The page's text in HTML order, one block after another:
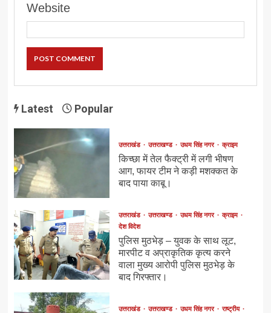
Website
Latest Popular
उत्तराखंड उत्तराखण्ड उधम सिंह नगर क्राइम
किच्छा में तेल फैक्ट्री में लगी भीषण
आग, फायर टीम ने कड़ी मशक्कत के
बाद पाया काबू।
उत्तराखंड उत्तराखण्ड उधम सिंह नगर
क्राइम
देश विदेश
पुलिस मुठभेड़ – युवक के साथ लूट,
मारपीट व अप्राकृतिक कृत्य करने
वाला मुख्य आरोपी पुलिस मुठभेड़ के
बाद गिरफ्तार।
उत्तराखंड उत्तराखण्ड उधम सिंह नगर
राष्ट्रीय